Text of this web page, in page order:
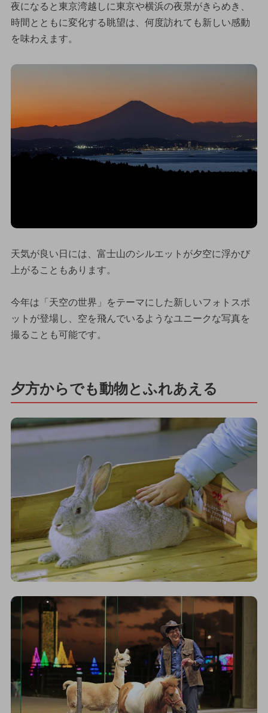
夜になると東京湾越しに東京や横浜の夜景がきらめき、
時間とともに変化する眺望は、何度訪れても新しい感動
を味わえます。
天気が良い日には、富士山のシルエットが夕空に浮かび
上がることもあります。
今年は「天空の世界」をテーマにした新しいフォトスポ
ットが登場し、空を飛んでいるようなユニークな写真を
撮ることも可能です。
夕方からでも動物とふれあえる